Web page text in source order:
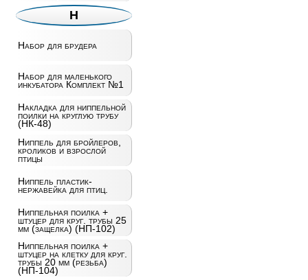
Н
Набор для брудера
Набор для маленького
инкубатора Комплект №1
Накладка для ниппельной
поилки на круглую трубу
(НК-48)
Ниппель для бройлеров,
кроликов и взрослой
птицы
Ниппель пластик-
нержавейка для птиц.
Ниппельная поилка +
штуцер для круг. трубы 25
мм (защелка) (НП-102)
Ниппельная поилка +
штуцер на клетку для круг.
трубы 20 мм (резьба)
(НП-104)